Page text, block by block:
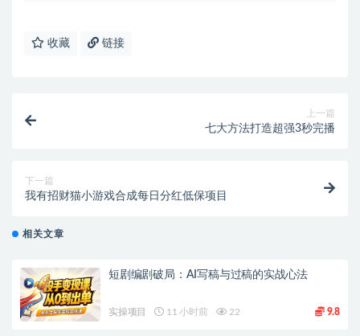
收藏 链接
上一篇
七大方法打造超强3秒完播
下一篇
我有招财猫小游戏合成每日分红低保项目
相关文章
短剧编剧破局：AI写稿与过稿的实战心法
实操项目 11 小时前 22 9.8